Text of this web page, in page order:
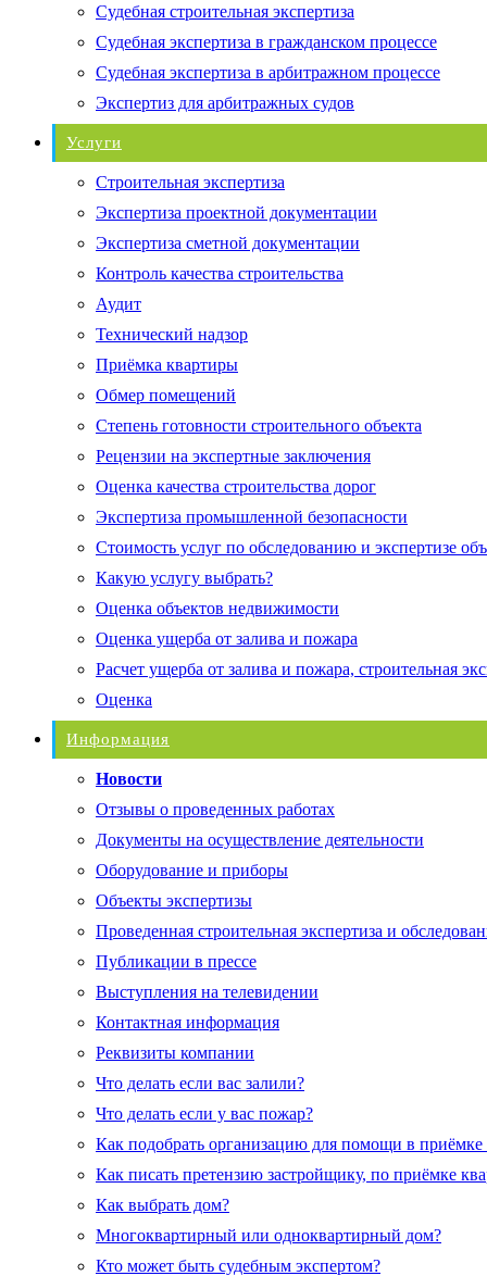
Судебная строительная экспертиза
Судебная экспертиза в гражданском процессе
Судебная экспертиза в арбитражном процессе
Экспертиз для арбитражных судов
Услуги
Строительная экспертиза
Экспертиза проектной документации
Экспертиза сметной документации
Контроль качества строительства
Аудит
Технический надзор
Приёмка квартиры
Обмер помещений
Степень готовности строительного объекта
Рецензии на экспертные заключения
Оценка качества строительства дорог
Экспертиза промышленной безопасности
Стоимость услуг по обследованию и экспертизе
Какую услугу выбрать?
Оценка объектов недвижимости
Оценка ущерба от залива и пожара
Расчет ущерба от залива и пожара, строительная
Оценка
Информация
Новости
Отзывы о проведенных работах
Документы на осуществление деятельности
Оборудование и приборы
Объекты экспертизы
Проведенная строительная экспертиза и
Публикации в прессе
Выступления на телевидении
Контактная информация
Реквизиты компании
Что делать если вас залили?
Что делать если у вас пожар?
Как подобрать организацию для помощи в приёмке
Как писать претензию застройщику, по приёмке
Как выбрать дом?
Многоквартирный или одноквартирный дом?
Кто может быть судебным экспертом?